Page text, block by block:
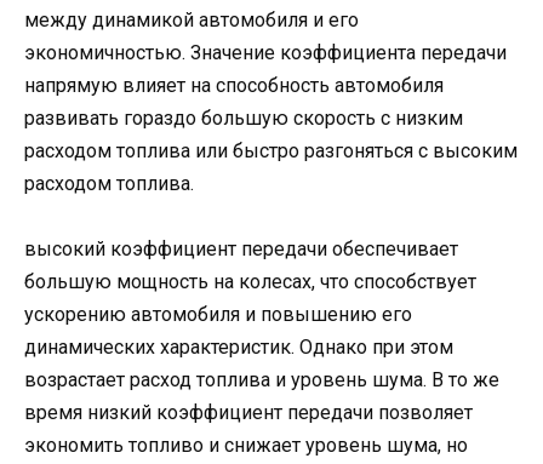
между динамикой автомобиля и его
экономичностью. Значение коэффициента передачи
напрямую влияет на способность автомобиля
развивать гораздо большую скорость с низким
расходом топлива или быстро разгоняться с высоким
расходом топлива.
высокий коэффициент передачи обеспечивает
большую мощность на колесах, что способствует
ускорению автомобиля и повышению его
динамических характеристик. Однако при этом
возрастает расход топлива и уровень шума. В то же
время низкий коэффициент передачи позволяет
экономить топливо и снижает уровень шума, но